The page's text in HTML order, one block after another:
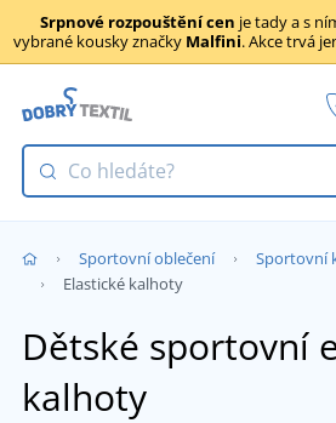
Srpnové rozpouštění cen je tady a s
vybrané kousky značky Malfini. Akce trvá
Sportovní oblečení
Sportovní
Elastické kalhoty
Dětské sportovní
kalhoty